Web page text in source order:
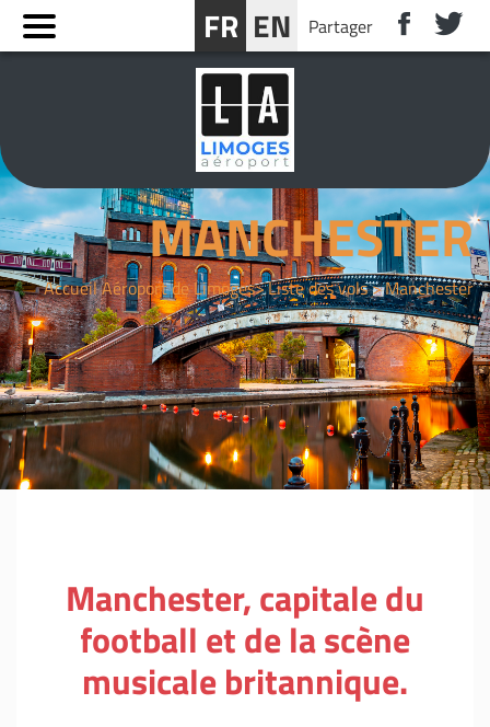
FR EN Partager
RÉSERVER UN SÉJOUR PRÈS DE LIMOGES
MANCHESTER
Accueil Aéroport de Limoges Liste des vols Manchester
Manchester, capitale du
football et de la scène
musicale britannique.
Panneau de gestion des cookies